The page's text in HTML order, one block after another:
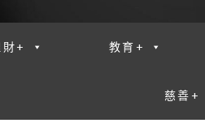
財+ 教育+
慈善+